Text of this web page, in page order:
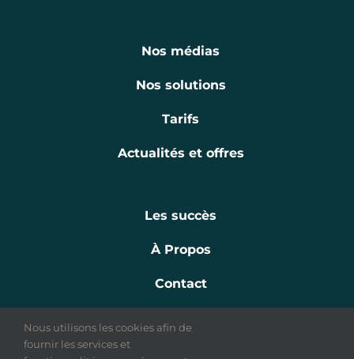
Nos médias
Nos solutions
Tarifs
Actualités et offres
Les succès
À Propos
Contact
Nous utilisons les cookies afin de
fournir les services et